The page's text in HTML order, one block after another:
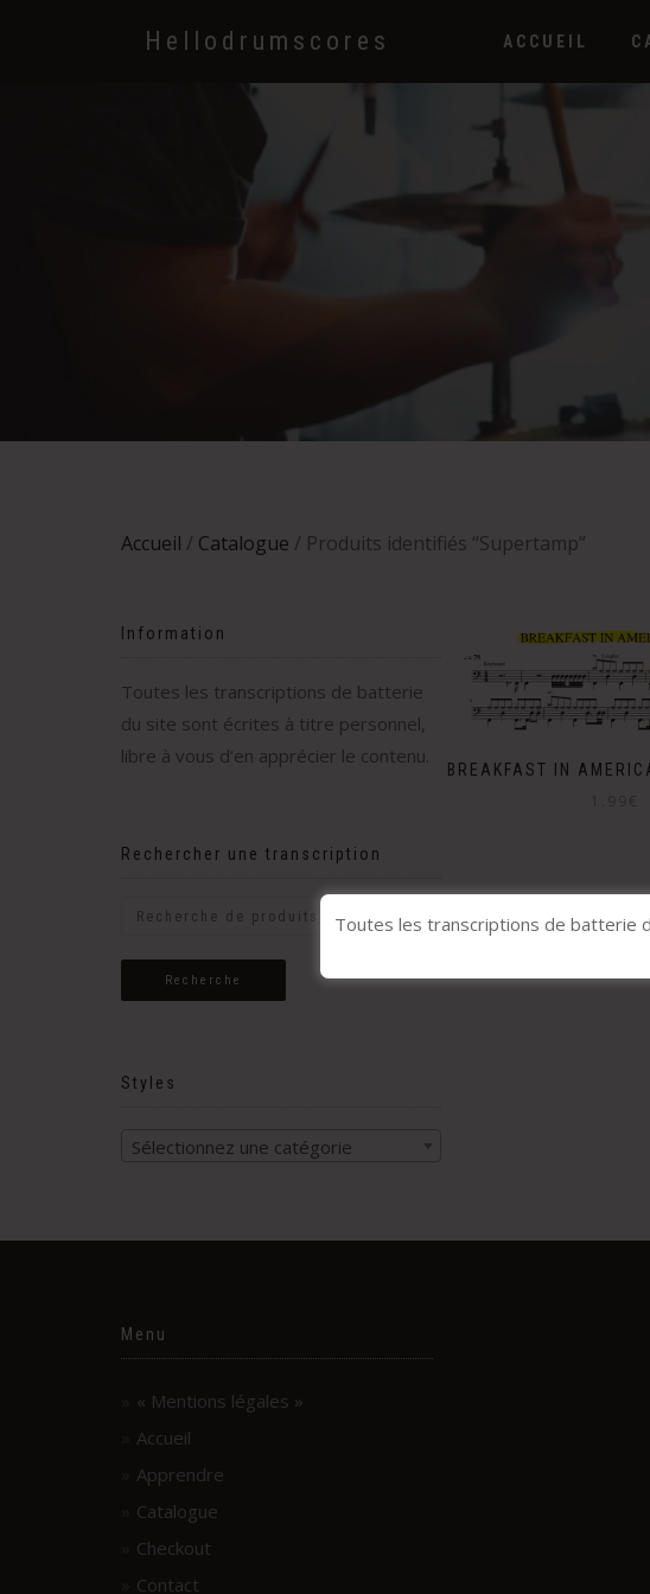
Hellodrumscores ACCUEIL
Accueil / Catalogue / Produits identifiés “Supertamp”
BREAKFAST IN
Information
Toutes les transcriptions de batterie
du site sont écrites à titre personnel,
libre à vous d’en apprécier le contenu.
Rechercher une transcription
Recherche
Styles
Sélectionnez une catégorie
Menu
« Mentions légales »
Accueil
Apprendre
Catalogue
Checkout
Contact
Toutes les transcriptions de batterie